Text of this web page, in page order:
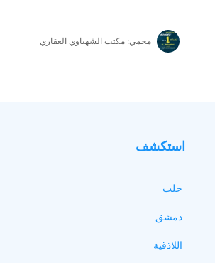
محمي: مكتب الشهباوي العقاري
استكشف
حلب
دمشق
اللاذقية